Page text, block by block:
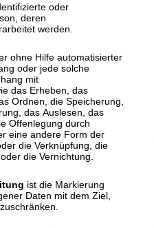
oder
deren
werden.
ohne Hilfe automatisierter
oder jede solche
mit
das Erheben, das
Ordnen, die Speicherung,
das Auslesen, das
Offenlegung durch
eine andere Form der
die Verknüpfung, die
die Vernichtung.
ist die Markierung
Daten mit dem Ziel,